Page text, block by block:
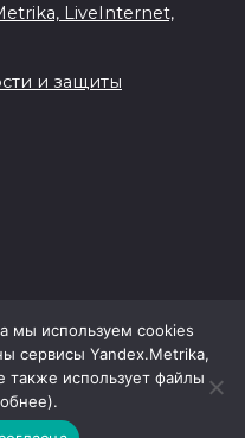
LiveInternet,
и защиты
мы используем cookies
сервисы Yandex.Metrika,
также использует файлы